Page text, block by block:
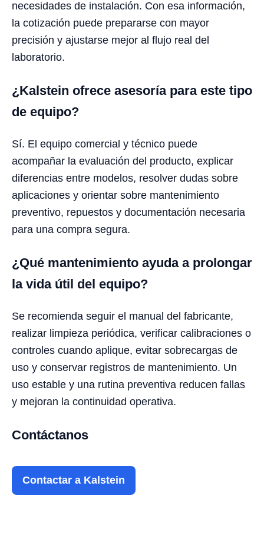
necesidades de instalación. Con esa información,
la cotización puede prepararse con mayor
precisión y ajustarse mejor al flujo real del
laboratorio.
¿Kalstein ofrece asesoría para este tipo
de equipo?
Sí. El equipo comercial y técnico puede
acompañar la evaluación del producto, explicar
diferencias entre modelos, resolver dudas sobre
aplicaciones y orientar sobre mantenimiento
preventivo, repuestos y documentación necesaria
para una compra segura.
¿Qué mantenimiento ayuda a prolongar
la vida útil del equipo?
Se recomienda seguir el manual del fabricante,
realizar limpieza periódica, verificar calibraciones o
controles cuando aplique, evitar sobrecargas de
uso y conservar registros de mantenimiento. Un
uso estable y una rutina preventiva reducen fallas
y mejoran la continuidad operativa.
Contáctanos
Contactar a Kalstein